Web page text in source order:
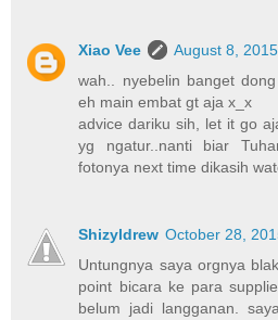
Xiao Vee
August 8,
wah.. nyebelin banget
eh main embat gt aja x_x
advice dariku sih, let it go
yg ngatur..nanti biar
fotonya next time dikasih
Shizyldrew October 28,
Untungnya saya orgnya
point bicara ke para
belum jadi langganan.